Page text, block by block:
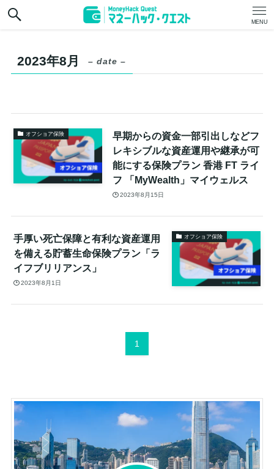
MENU
2023年8月 – date –
オフショア保険
早期からの資金一部引出しなどフ
レキシブルな資産運用や継承が可
能にする保険プラン 香港 FT ライ
フ 「MyWealth」マイウェルス
2023年8月15日
オフショア保険
手厚い死亡保障と有利な資産運用
を備える貯蓄生命保険プラン「ラ
イフブリリアンス」
2023年8月1日
1